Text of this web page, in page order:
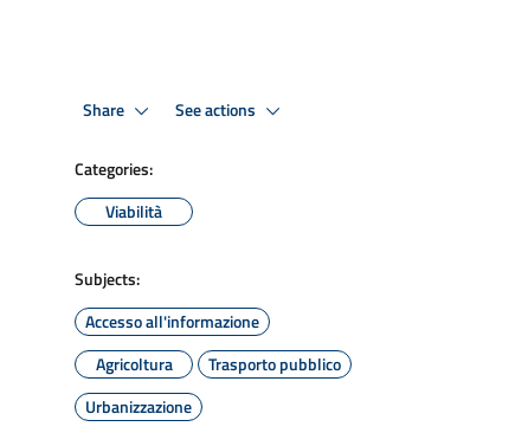
Share See actions
Categories:
Viabilità
Subjects:
Accesso all'informazione
Agricoltura
Trasporto pubblico
Urbanizzazione